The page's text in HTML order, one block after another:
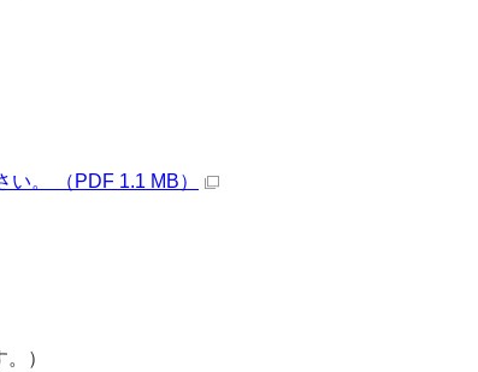
。 （PDF 1.1 MB）
）